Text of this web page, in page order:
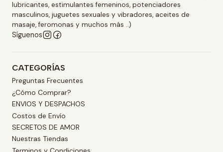
lubricantes, estimulantes femeninos, potenciadores
masculinos, juguetes sexuales y vibradores, aceites de
masaje, feromonas y muchos más ..)
Síguenos
CATEGORÍAS
Preguntas Frecuentes
¿Cómo Comprar?
ENVIOS Y DESPACHOS
Costos de Envío
SECRETOS DE AMOR
Nuestras Tiendas